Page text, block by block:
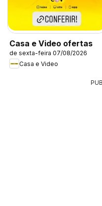
Casa e Video ofertas
de sexta-feira 07/08/2026
Casa e Video